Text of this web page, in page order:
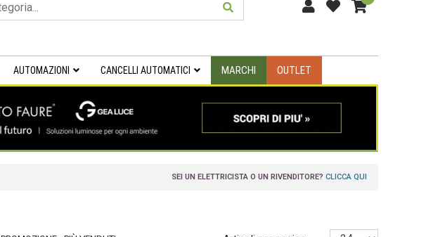
AUTOMAZIONI CANCELLI AUTOMATICI MARCHI OUTLET
SEI UN ELETTRICISTA O UN RIVENDITORE?CLICCA QUI